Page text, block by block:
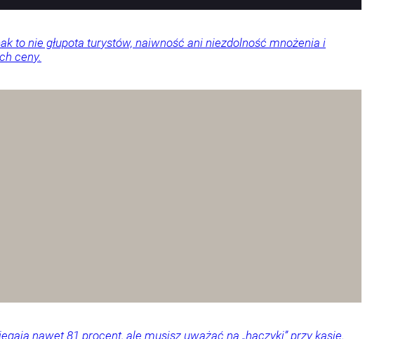
to nie głupota turystów, naiwność ani niezdolność mnożenia i
ceny.
nawet 81 procent, ale musisz uważać na „haczyki” przy kasie.